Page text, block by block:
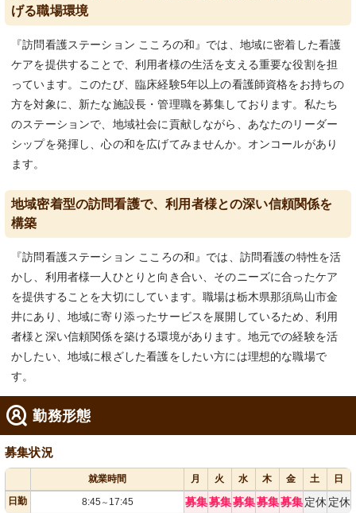
げる職場環境
『訪問看護ステーション こころの和』では、地域に密着した看護
ケアを提供することで、利用者様の生活を支える重要な役割を担
っています。このたび、臨床経験5年以上の看護師資格をお持ちの
方を対象に、新たな施設長・管理職を募集しております。私たち
のステーションで、地域社会に貢献しながら、あなたのリーダー
シップを発揮し、心の和を広げてみませんか。オンコールがあり
ます。
地域密着型の訪問看護で、利用者様との深い信頼関係を
構築
『訪問看護ステーション こころの和』では、訪問看護の特性を活
かし、利用者様一人ひとりと向き合い、そのニーズに合ったケア
を提供することを大切にしています。職場は栃木県那須烏山市金
井にあり、地域に寄り添ったサービスを展開しているため、利用
者様と深い信頼関係を築ける環境があります。地元での経験を活
かしたい、地域に根ざした看護をしたい方には理想的な職場で
す。
勤務形態
募集状況
就業時間 月 火 水 木 金 土
日
日勤
8:45 ～ 17:45 募集募集募集募集募集 定休 定休